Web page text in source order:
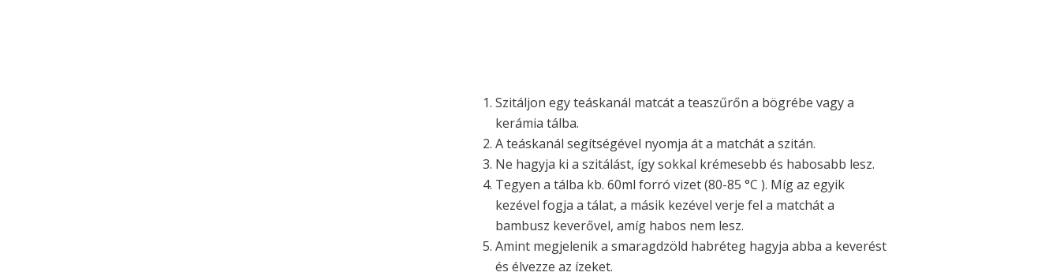
Szitáljon egy teáskanál matcát a teaszűrőn a bögrébe vagy a
kerámia tálba.
A teáskanál segítségével nyomja át a matchát a szitán.
Ne hagyja ki a szitálást, így sokkal krémesebb és habosabb lesz.
Tegyen a tálba kb. 60ml forró vizet (80-85 °C ). Míg az egyik
kezével fogja a tálat, a másik kezével verje fel a matchát a
bambusz keverővel, amíg habos nem lesz.
Amint megjelenik a smaragdzöld habréteg hagyja abba a keverést
és élvezze az ízeket.